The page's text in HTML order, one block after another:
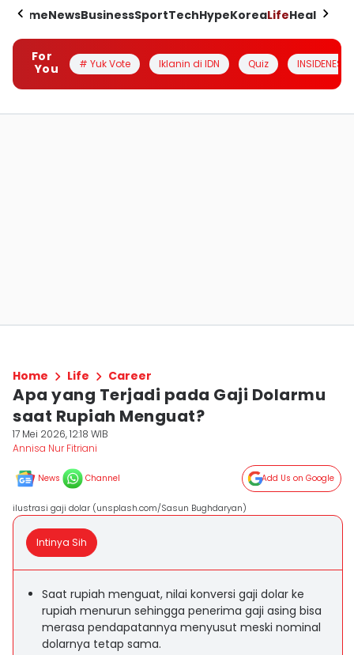
HomeNewsBusinessSportTechHypeKoreaLifeHealth
For
You
# Yuk Vote Iklanin di IDN Quiz INSIDENESIA
Home Life Career
Apa yang Terjadi pada Gaji Dolarmu
saat Rupiah Menguat?
17 Mei 2026, 12:18 WIB
Annisa Nur Fitriani
News Channel Add Us on Google
ilustrasi gaji dolar (unsplash.com/Sasun Bughdaryan)
Intinya Sih
Saat rupiah menguat, nilai konversi gaji dolar ke
rupiah menurun sehingga penerima gaji asing bisa
merasa pendapatannya menyusut meski nominal
dolarnya tetap sama.